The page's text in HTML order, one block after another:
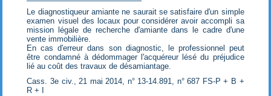
Le diagnostiqueur amiante ne saurait se satisfaire d'un simple
examen visuel des locaux pour considérer avoir accompli sa
mission légale de recherche d'amiante dans le cadre d'une
vente immobilière.
En cas d'erreur dans son diagnostic, le professionnel peut
être condamné à dédommager l'acquéreur lésé du préjudice
lié au coût des travaux de désamiantage.
Cass. 3e civ., 21 mai 2014, n° 13-14.891, n° 687 FS-P + B +
R + I